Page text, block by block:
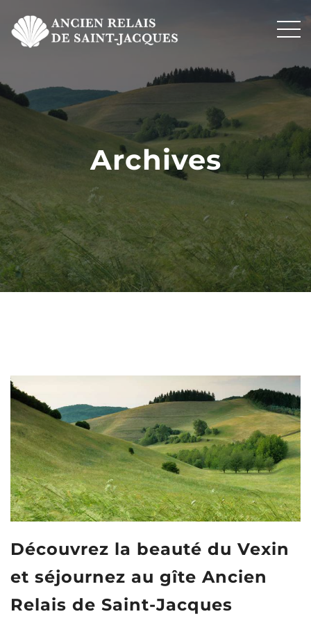
Archives
Découvrez la beauté du Vexin
et séjournez au gîte Ancien
Relais de Saint-Jacques